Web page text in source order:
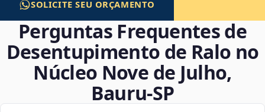
SOLICITE SEU ORÇAMENTO
Perguntas Frequentes de
Desentupimento de Ralo no
Núcleo Nove de Julho,
Bauru‑SP